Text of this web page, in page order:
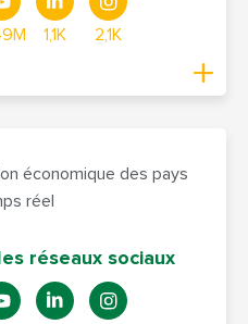
1,1K 2,1K
économique des pays
réel
réseaux sociaux